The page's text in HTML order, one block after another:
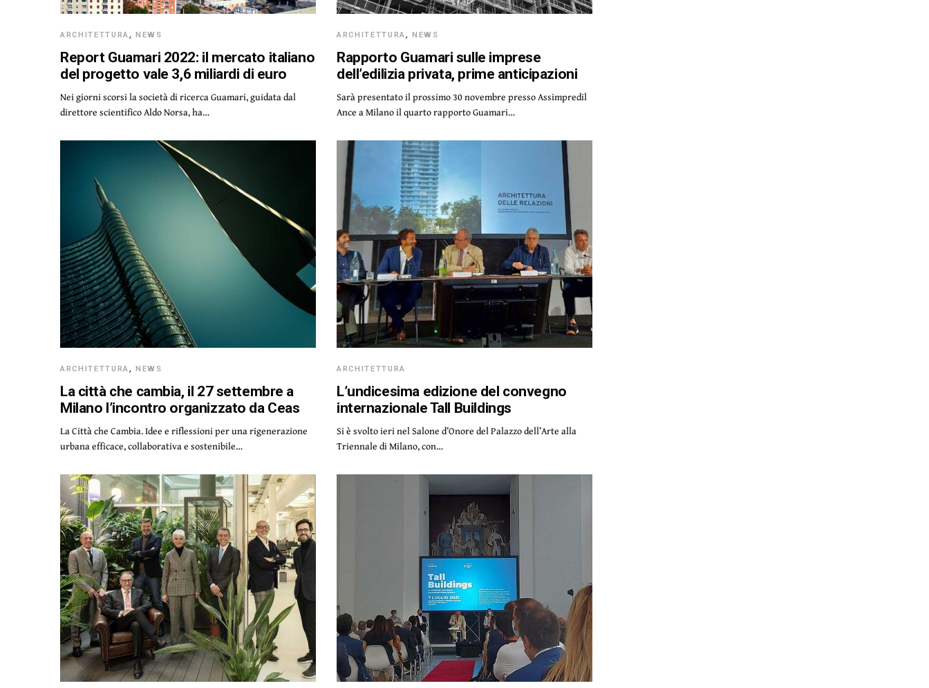
ARCHITETTURA,NEWS
Report Guamari 2022: il mercato italiano
del progetto vale 3,6 miliardi di euro
Nei giorni scorsi la società di ricerca Guamari, guidata dal
direttore scientifico Aldo Norsa, ha…
ARCHITETTURA,NEWS
Rapporto Guamari sulle imprese
dell’edilizia privata, prime anticipazioni
Sarà presentato il prossimo 30 novembre presso Assimpredil
Ance a Milano il quarto rapporto Guamari…
ARCHITETTURA,NEWS
La città che cambia, il 27 settembre a
Milano l’incontro organizzato da Ceas
La Città che Cambia. Idee e riflessioni per una rigenerazione
urbana efficace, collaborativa e sostenibile…
ARCHITETTURA
L’undicesima edizione del convegno
internazionale Tall Buildings
Si è svolto ieri nel Salone d’Onore del Palazzo dell’Arte alla
Triennale di Milano, con…